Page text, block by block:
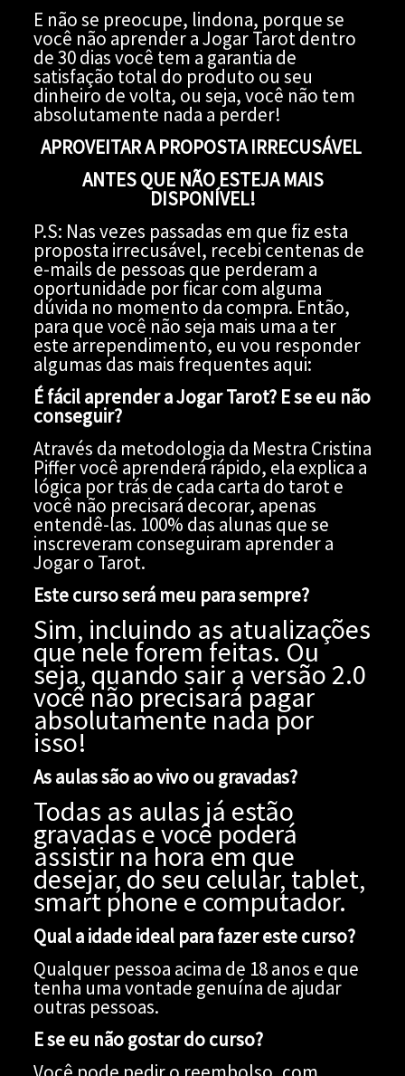
E não se preocupe, lindona, porque se
você não aprender a Jogar Tarot dentro
de 30 dias você tem a garantia de
satisfação total do produto ou seu
dinheiro de volta, ou seja, você não tem
absolutamente nada a perder!
APROVEITAR A PROPOSTA IRRECUSÁVEL
ANTES QUE NÃO ESTEJA MAIS
DISPONÍVEL!
P.S: Nas vezes passadas em que fiz esta
proposta irrecusável, recebi centenas de
e-mails de pessoas que perderam a
oportunidade por ficar com alguma
dúvida no momento da compra. Então,
para que você não seja mais uma a ter
este arrependimento, eu vou responder
algumas das mais frequentes aqui:
É fácil aprender a Jogar Tarot? E se eu não
conseguir?
Através da metodologia da Mestra Cristina
Piffer você aprenderá rápido, ela explica a
lógica por trás de cada carta do tarot e
você não precisará decorar, apenas
entendê-las. 100% das alunas que se
inscreveram conseguiram aprender a
Jogar o Tarot.
Este curso será meu para sempre?
Sim, incluindo as atualizações
que nele forem feitas. Ou
seja, quando sair a versão 2.0
você não precisará pagar
absolutamente nada por
isso!
As aulas são ao vivo ou gravadas?
Todas as aulas já estão
gravadas e você poderá
assistir na hora em que
desejar, do seu celular, tablet,
smart phone e computador.
Qual a idade ideal para fazer este curso?
Qualquer pessoa acima de 18 anos e que
tenha uma vontade genuína de ajudar
outras pessoas.
E se eu não gostar do curso?